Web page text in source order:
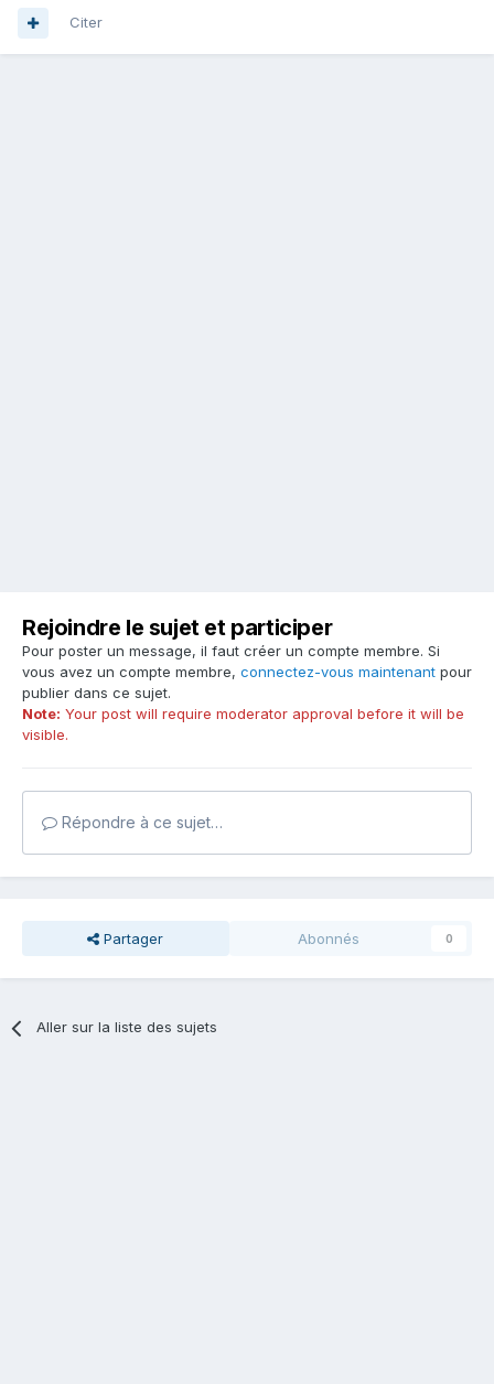
Citer
Rejoindre le sujet et participer
Pour poster un message, il faut créer un compte membre. Si
vous avez un compte membre, connectez-vous maintenant pour
publier dans ce sujet.
Note: Your post will require moderator approval before it will be
visible.
Répondre à ce sujet…
Partager Abonnés 0
Aller sur la liste des sujets